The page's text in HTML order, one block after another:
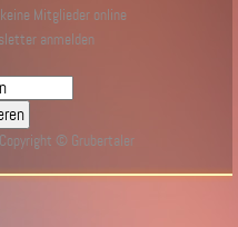
Mitglieder online
anmelden
Copyright © Grubertaler